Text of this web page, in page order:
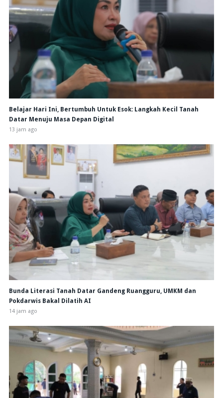
Belajar Hari Ini, Bertumbuh Untuk Esok: Langkah Kecil Tanah
Datar Menuju Masa Depan Digital
13 jam ago
Bunda Literasi Tanah Datar Gandeng Ruangguru, UMKM dan
Pokdarwis Bakal Dilatih AI
14 jam ago